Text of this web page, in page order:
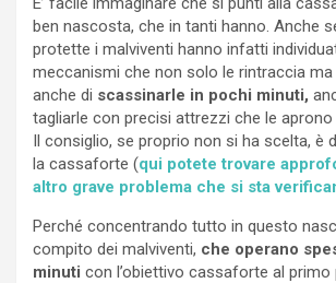
ben nascosta, che in tanti hanno. Anche
protette i malviventi hanno infatti
meccanismi che non solo le rintraccia
anche di scassinarle in pochi minuti,
tagliarle con precisi attrezzi che le
Il consiglio, se proprio non si ha scelta, è
la cassaforte (qui potete trovare
altro grave problema che si sta
Perché concentrando tutto in questo
compito dei malviventi, che operano
minuti con l’obiettivo cassaforte al primo